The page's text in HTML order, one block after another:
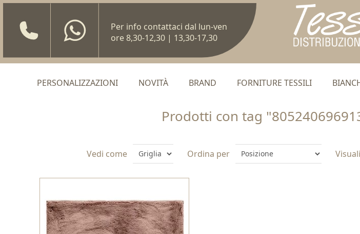
Per info contattaci dal lun-ven
ore 8,30-12,30 | 13,30-17,30
PERSONALIZZAZIONI NOVITÀ BRAND FORNITURE TESSILI
Prodotti con tag
Vedi come Ordina per